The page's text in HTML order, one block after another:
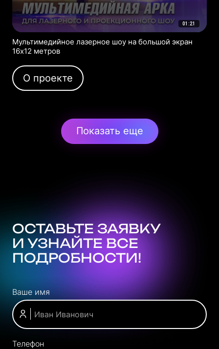
01:21
Мультимедийное лазерное шоу на большой экран
16х12 метров
О проекте
Показать еще
ОСТАВЬТЕ ЗАЯВКУ
И УЗНАЙТЕ ВСЕ
ПОДРОБНОСТИ!
Ваше имя
Телефон